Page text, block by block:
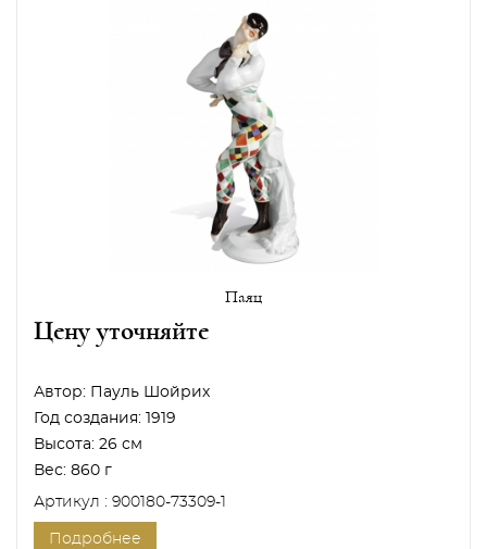
Паяц
Цену уточняйте
Автор:
Пауль Шойрих
Год создания:
1919
Высота: 26 см
Вес: 860 г
Артикул : 900180-73309-1
Подробнее